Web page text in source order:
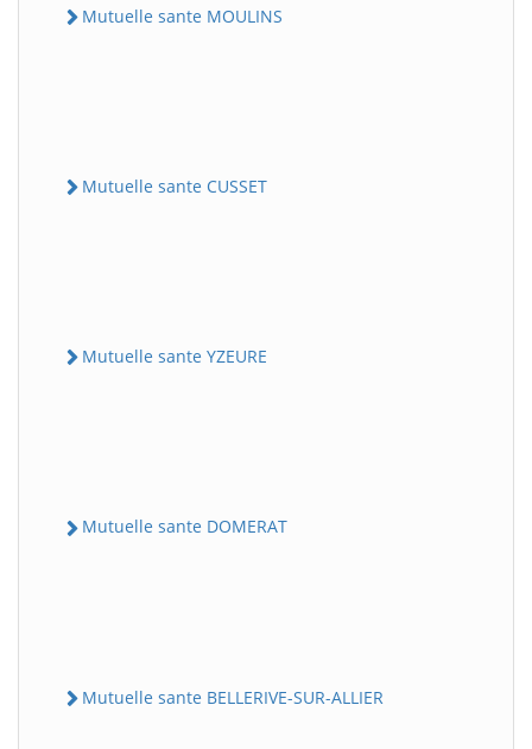
Mutuelle sante MOULINS
Mutuelle sante CUSSET
Mutuelle sante YZEURE
Mutuelle sante DOMERAT
Mutuelle sante BELLERIVE-SUR-ALLIER